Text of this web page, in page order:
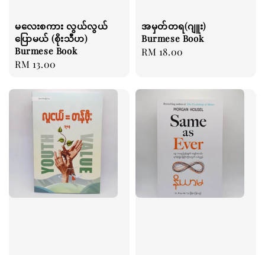
မလေးစကား လွယ်လွယ်
ပြောမယ် (စိုးသီဟ)
Burmese Book
Regular
RM 13.00
အမှတ်တရ(ဂျူး)
Burmese Book
Regular
RM 18.00